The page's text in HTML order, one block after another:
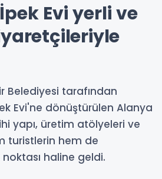
Evi yerli ve
Belediyesi tarafından
Evi'ne dönüştürülen Alanya
yapı, üretim atölyeleri ve
turistlerin hem de
haline geldi.